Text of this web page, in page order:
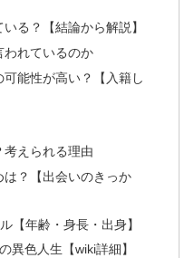
る？【結論から解説】
われているのか
能性が高い？【入籍し
考えられる理由
？【出会いのきっか
【年齢・身長・出身】
異色人生【wiki詳細】